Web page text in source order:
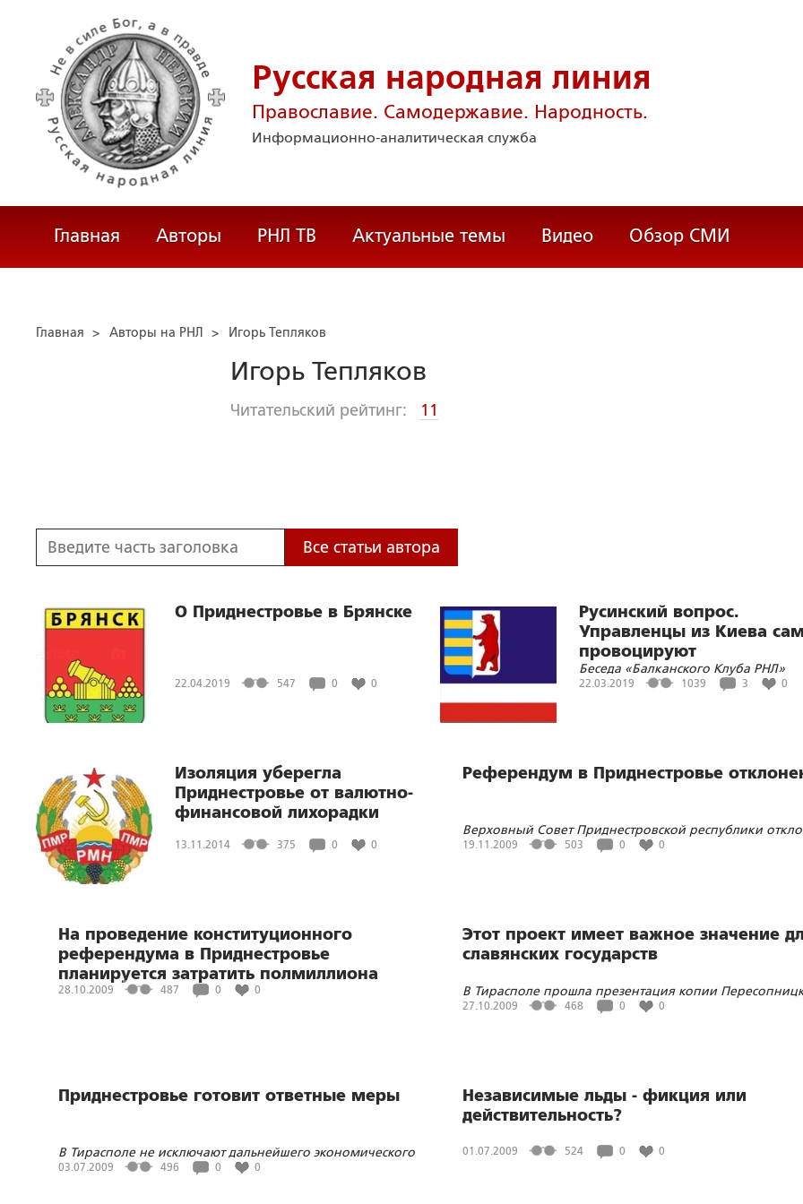
Русская народная линия
Православие. Самодержавие. Народность.
Информационно-аналитическая служба
Главная Авторы РНЛ ТВ Актуальные темы Видео Обзор СМИ
Главная > Авторы на РНЛ > Игорь Тепляков
Игорь Тепляков
Читательский рейтинг: 11
Все статьи автора
О Приднестровье в Брянске
22.04.2019 547 0 0
Русинский вопрос.
Управленцы из Киева
провоцируют
сепаратистские
Беседа «Балканского Клуба РНЛ»
22.03.2019 1039 3 0
Изоляция уберегла
Приднестровье от валютно-
финансовой лихорадки
13.11.2014 375 0 0
Референдум в Приднестровье
Верховный Совет Приднестровской республики
инициативу Президента ПМР о проведении
19.11.2009 503 0 0
На проведение конституционного
референдума в Приднестровье
планируется затратить полмиллиона
долларов США
28.10.2009 487 0 0
Этот проект имеет важное значение
славянских государств
В Тирасполе прошла презентация копии
Евангелия
27.10.2009 468 0 0
Приднестровье готовит ответные меры
В Тирасполе не исключают дальнейшего экономического
давления на Республику со стороны Молдавии
03.07.2009 496 0 0
Независимые льды - фикция или
действительность?
01.07.2009 524 0 0